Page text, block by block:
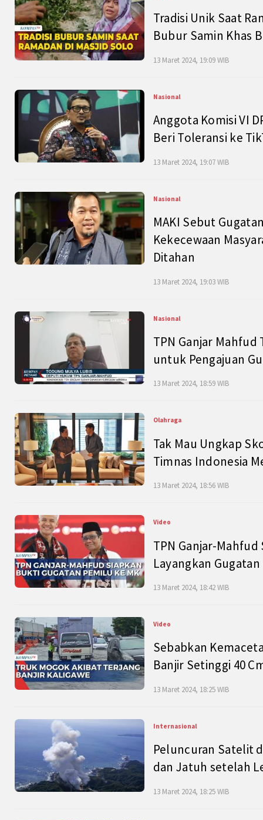
Tradisi Unik Saat
Bubur Samin Khas
13 Maret 2024, 19:09 WIB
Nasional
Anggota Komisi VI
Beri Toleransi ke
13 Maret 2024, 19:07 WIB
Nasional
MAKI Sebut
Kekecewaan
Ditahan
13 Maret 2024, 19:03 WIB
Nasional
TPN Ganjar
untuk Pengajuan
13 Maret 2024, 18:59 WIB
Olahraga
Tak Mau Ungkap
Timnas Indonesia
13 Maret 2024, 18:56 WIB
Video
TPN Ganjar-
Layangkan
13 Maret 2024, 18:42 WIB
Video
Sebabkan
Banjir Setinggi 40
13 Maret 2024, 18:25 WIB
Internasional
Peluncuran Satelit
dan Jatuh setelah
13 Maret 2024, 18:25 WIB